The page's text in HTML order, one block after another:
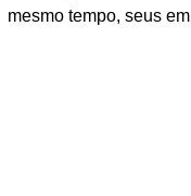
mesmo tempo, seus